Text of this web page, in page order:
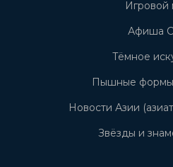
Игровой
Афиша
Тёмное
Пышные формы
Новости Азии
Звёзды и